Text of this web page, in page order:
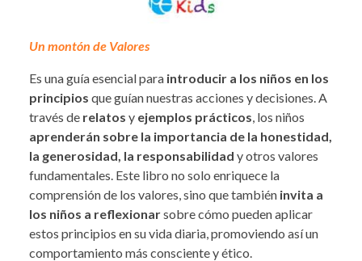
Un montón de Valores
Es una guía esencial para introducir a los niños en los
principios que guían nuestras acciones y decisiones. A
través de relatos y ejemplos prácticos, los niños
aprenderán sobre la importancia de la honestidad,
la generosidad, la responsabilidad y otros valores
fundamentales. Este libro no solo enriquece la
comprensión de los valores, sino que también invita a
los niños a reflexionarsobre cómo pueden aplicar
estos principios en su vida diaria, promoviendo así un
comportamiento más consciente y ético.